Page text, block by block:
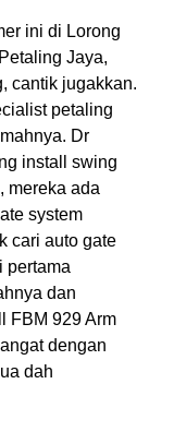
ini di Lorong
Jaya,
cantik jugakkan.
petaling
Dr
install swing
mereka ada
system
cari auto gate
pertama
dan
FBM 929 Arm
dengan
dah